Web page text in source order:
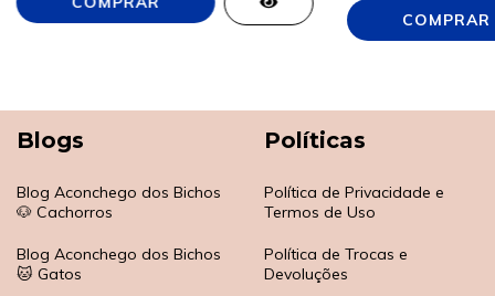
Blogs
Blog Aconchego dos Bichos
🐶 Cachorros
Blog Aconchego dos Bichos
🐱 Gatos
Políticas
Política de Privacidade e
Termos de Uso
Política de Trocas e
Devoluções